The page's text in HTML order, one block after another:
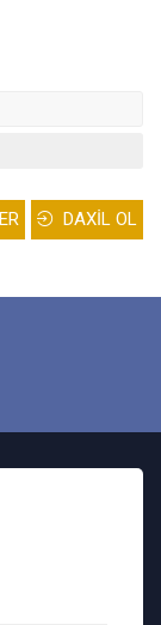
DAXİL OL